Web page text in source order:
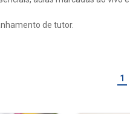
de tutor.
1